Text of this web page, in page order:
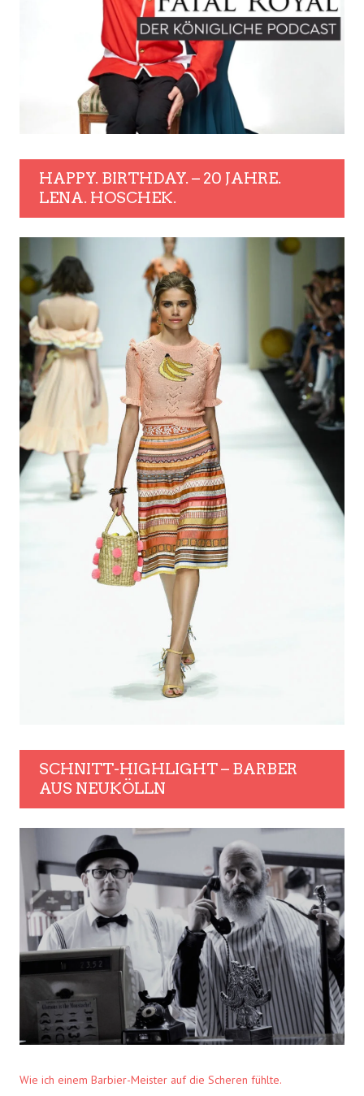
HAPPY. BIRTHDAY. – 20 JAHRE.
LENA. HOSCHEK.
SCHNITT-HIGHLIGHT – BARBER
AUS NEUKÖLLN
Wie ich einem Barbier-Meister auf die Scheren fühlte.